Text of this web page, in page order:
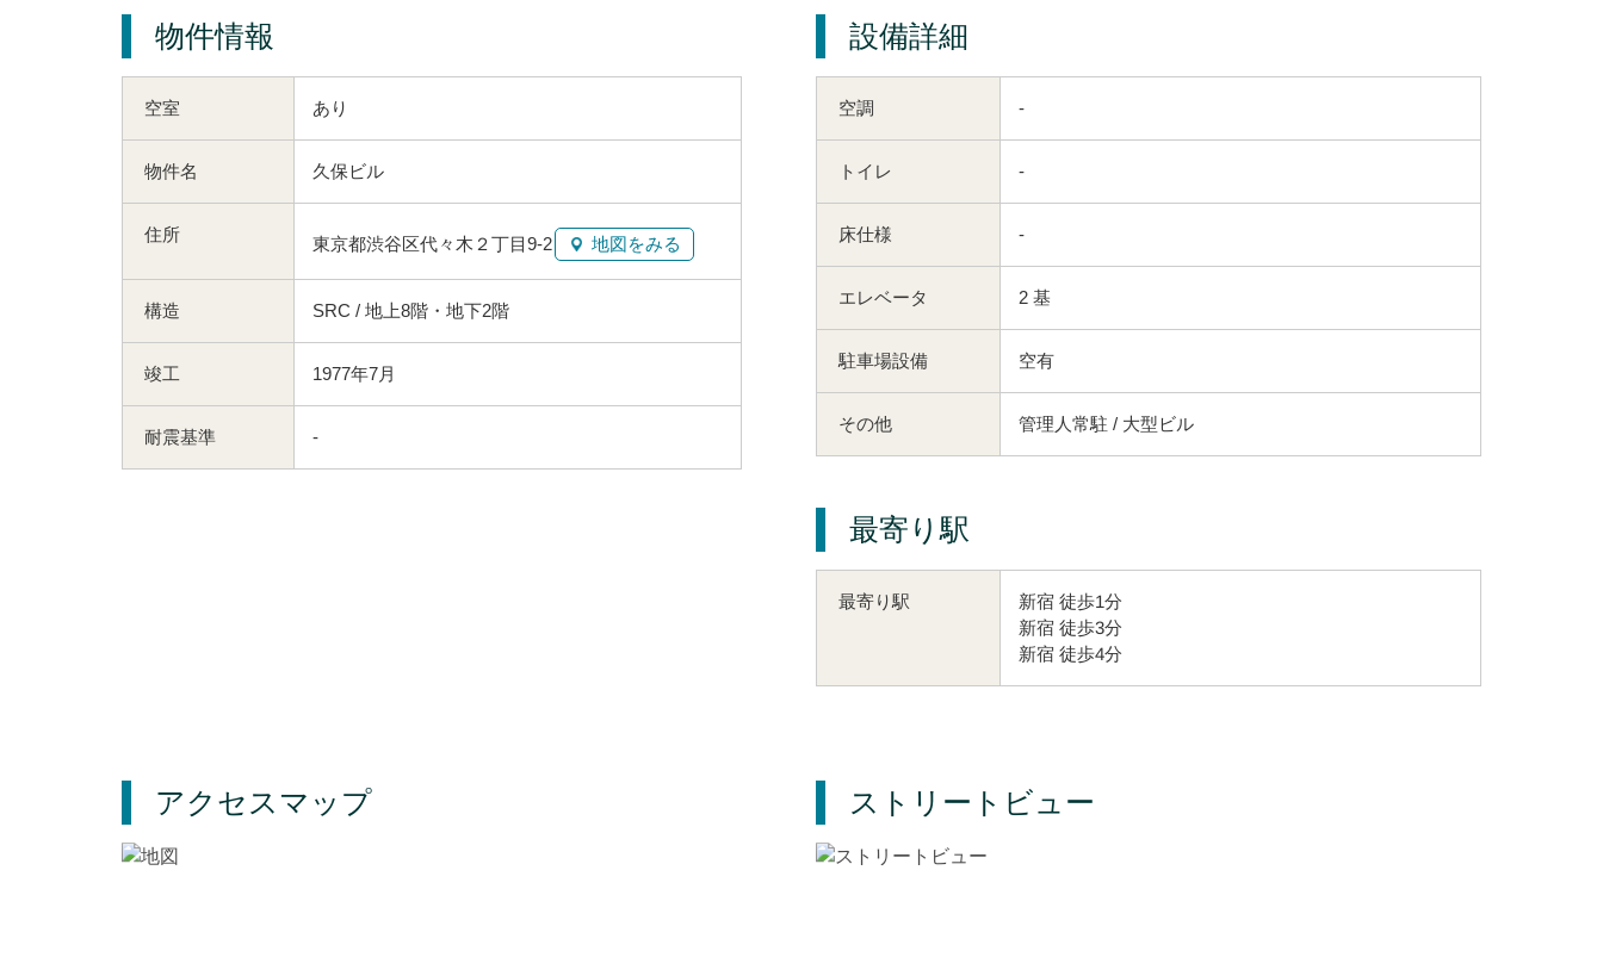
物件情報
空室 あり
物件名 久保ビル
住所 東京都渋谷区代々木２丁目9-2 地図をみる
構造 SRC / 地上8階・地下2階
竣工 1977年7月
耐震基準 -
設備詳細
空調 -
トイレ -
床仕様 -
エレベータ 2 基
駐車場設備 空有
その他 管理人常駐 / 大型ビル
最寄り駅
最寄り駅
新宿 徒歩1分
新宿 徒歩3分
新宿 徒歩4分
アクセスマップ ストリートビュー